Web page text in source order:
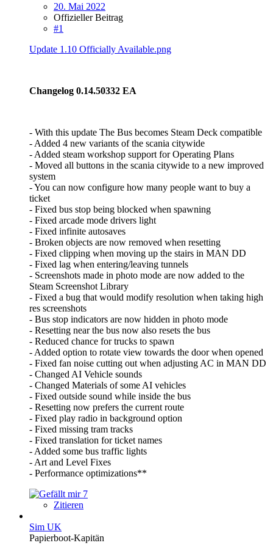
20. Mai 2022
Offizieller Beitrag
#1
Update 1.10 Officially Available.png
Changelog 0.14.50332 EA
- With this update The Bus becomes Steam Deck compatible
- Added 4 new variants of the scania citywide
- Added steam workshop support for Operating Plans
- Moved all buttons in the scania citywide to a new improved
system
- You can now configure how many people want to buy a
ticket
- Fixed bus stop being blocked when spawning
- Fixed arcade mode drivers light
- Fixed infinite autosaves
- Broken objects are now removed when resetting
- Fixed clipping when moving up the stairs in MAN DD
- Fixed lag when entering/leaving tunnels
- Screenshots made in photo mode are now added to the
Steam Screenshot Library
- Fixed a bug that would modify resolution when taking high
res screenshots
- Bus stop indicators are now hidden in photo mode
- Resetting near the bus now also resets the bus
- Reduced chance for trucks to spawn
- Added option to rotate view towards the door when opened
- Fixed fan noise cutting out when adjusting AC in MAN DD
- Changed AI Vehicle sounds
- Changed Materials of some AI vehicles
- Fixed outside sound while inside the bus
- Resetting now prefers the current route
- Fixed play radio in background option
- Fixed missing tram tracks
- Fixed translation for ticket names
- Added some bus traffic lights
- Art and Level Fixes
- Performance optimizations**
7
Zitieren
Sim UK
Papierboot-Kapitän